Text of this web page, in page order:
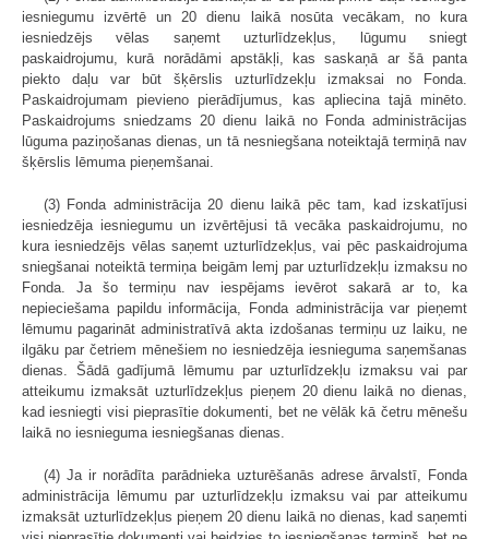
iesniegumu izvērtē un 20 dienu laikā nosūta vecākam, no kura
iesniedzējs vēlas saņemt uzturlīdzekļus, lūgumu sniegt
paskaidrojumu, kurā norādāmi apstākļi, kas saskaņā ar šā panta
piekto daļu var būt šķērslis uzturlīdzekļu izmaksai no Fonda.
Paskaidrojumam pievieno pierādījumus, kas apliecina tajā minēto.
Paskaidrojums sniedzams 20 dienu laikā no Fonda administrācijas
lūguma paziņošanas dienas, un tā nesniegšana noteiktajā termiņā nav
šķērslis lēmuma pieņemšanai.
(3) Fonda administrācija 20 dienu laikā pēc tam, kad izskatījusi
iesniedzēja iesniegumu un izvērtējusi tā vecāka paskaidrojumu, no
kura iesniedzējs vēlas saņemt uzturlīdzekļus, vai pēc paskaidrojuma
sniegšanai noteiktā termiņa beigām lemj par uzturlīdzekļu izmaksu no
Fonda. Ja šo termiņu nav iespējams ievērot sakarā ar to, ka
nepieciešama papildu informācija, Fonda administrācija var pieņemt
lēmumu pagarināt administratīvā akta izdošanas termiņu uz laiku, ne
ilgāku par četriem mēnešiem no iesniedzēja iesnieguma saņemšanas
dienas. Šādā gadījumā lēmumu par uzturlīdzekļu izmaksu vai par
atteikumu izmaksāt uzturlīdzekļus pieņem 20 dienu laikā no dienas,
kad iesniegti visi pieprasītie dokumenti, bet ne vēlāk kā četru mēnešu
laikā no iesnieguma iesniegšanas dienas.
(4) Ja ir norādīta parādnieka uzturēšanās adrese ārvalstī, Fonda
administrācija lēmumu par uzturlīdzekļu izmaksu vai par atteikumu
izmaksāt uzturlīdzekļus pieņem 20 dienu laikā no dienas, kad saņemti